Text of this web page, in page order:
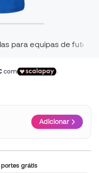
para equipas de futebol
Adicionar
grátis